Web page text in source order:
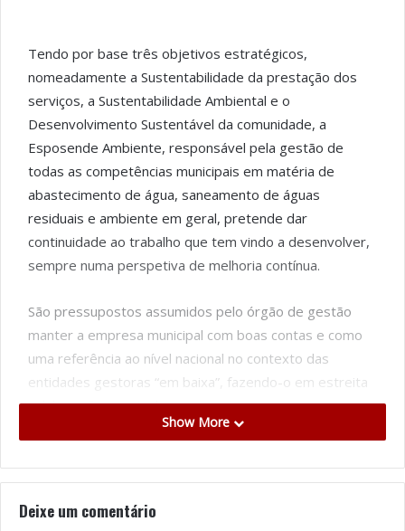
Tendo por base três objetivos estratégicos,
nomeadamente a Sustentabilidade da prestação dos
serviços, a Sustentabilidade Ambiental e o
Desenvolvimento Sustentável da comunidade, a
Esposende Ambiente, responsável pela gestão de
todas as competências municipais em matéria de
abastecimento de água, saneamento de águas
residuais e ambiente em geral, pretende dar
continuidade ao trabalho que tem vindo a desenvolver,
sempre numa perspetiva de melhoria contínua.
São pressupostos assumidos pelo órgão de gestão
manter a empresa municipal com boas contas e como
uma referência ao nível nacional no contexto das
entidades gestoras “em baixa”, fazendo-o em estreita
colaboração com toda a sua equipa e sempre numa
perspetiva de trabalho em rede e em articulação com
em 3,3%, com base na taxa de inflação prevista para o
Show More
Deixe um comentário